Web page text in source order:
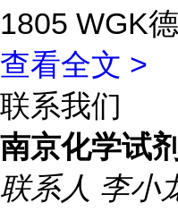
1805 WGK
查看全文 >
联系我们
南京化学试
联系人 李小